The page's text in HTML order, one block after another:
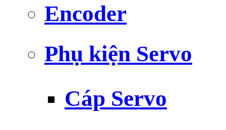
Encoder
Phụ kiện Servo
Cáp Servo